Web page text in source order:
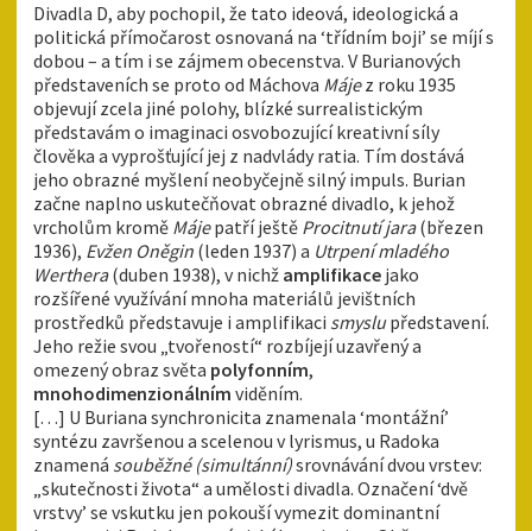
Divadla D, aby pochopil, že tato ideová, ideologická a
politická přímočarost osnovaná na ‘třídním boji’ se míjí s
dobou – a tím i se zájmem obecenstva. V Burianových
představeních se proto od Máchova Májez roku 1935
objevují zcela jiné polohy, blízké surrealistickým
představám o imaginaci osvobozující kreativní síly
člověka a vyprošťující jej z nadvlády ratia. Tím dostává
jeho obrazné myšlení neobyčejně silný impuls. Burian
začne naplno uskutečňovat obrazné divadlo, k jehož
vrcholům kromě Májepatří ještě Procitnutí jara(březen
1936), Evžen Oněgin (leden 1937) a Utrpení mladého
Werthera(duben 1938), v nichž amplifikace jako
rozšířené využívání mnoha materiálů jevištních
prostředků představuje i amplifikaci smyslupředstavení.
Jeho režie svou „tvořeností“ rozbíjejí uzavřený a
omezený obraz světa polyfonním,
mnohodimenzionálním viděním.
[…] U Buriana synchronicita znamenala ‘montážní’
syntézu završenou a scelenou v lyrismus, u Radoka
znamená souběžné (simultánní)srovnávání dvou vrstev:
„skutečnosti života“ a umělosti divadla. Označení ‘dvě
vrstvy’ se vskutku jen pokouší vymezit dominantní